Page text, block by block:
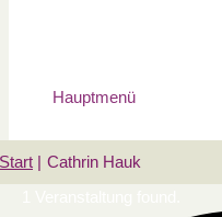
Hauptmenü
Start
Cathrin Hauk